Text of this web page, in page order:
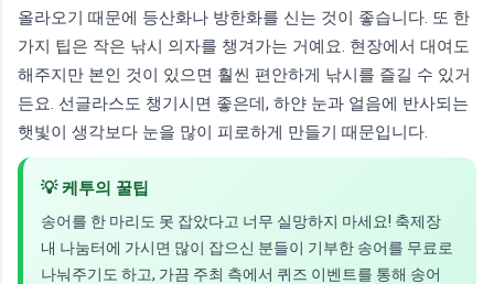
올라오기 때문에 등산화나 방한화를 신는 것이 좋습니다. 또 한
가지 팁은 작은 낚시 의자를 챙겨가는 거예요. 현장에서 대여도
해주지만 본인 것이 있으면 훨씬 편안하게 낚시를 즐길 수 있거
든요. 선글라스도 챙기시면 좋은데, 하얀 눈과 얼음에 반사되는
햇빛이 생각보다 눈을 많이 피로하게 만들기 때문입니다.
💡 케투의 꿀팁
송어를 한 마리도 못 잡았다고 너무 실망하지 마세요! 축제장
내 나눔터에 가시면 많이 잡으신 분들이 기부한 송어를 무료로
나눠주기도 하고, 가끔 주최 측에서 퀴즈 이벤트를 통해 송어